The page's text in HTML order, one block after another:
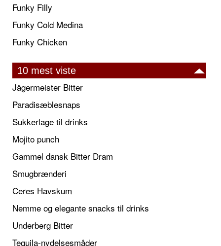
Funky Filly
Funky Cold Medina
Funky Chicken
10 mest viste
Jägermeister Bitter
Paradisæblesnaps
Sukkerlage til drinks
Mojito punch
Gammel dansk Bitter Dram
Smugbrænderi
Ceres Havskum
Nemme og elegante snacks til drinks
Underberg Bitter
Tequila-nydelsesmåder